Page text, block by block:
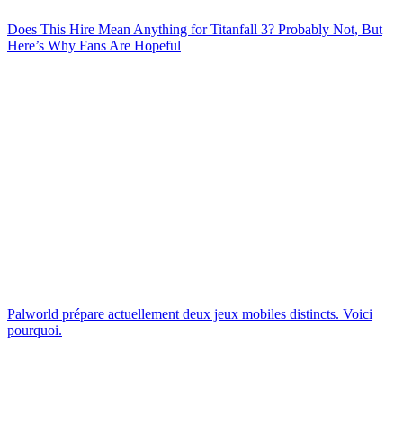
Does This Hire Mean Anything for Titanfall 3? Probably Not, But
Here’s Why Fans Are Hopeful
Palworld prépare actuellement deux jeux mobiles distincts. Voici
pourquoi.